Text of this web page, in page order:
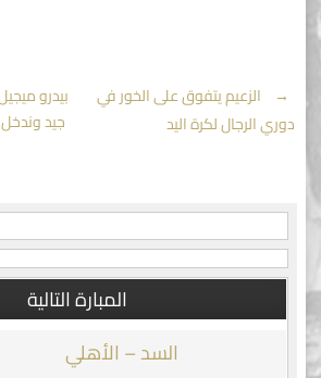
Post
←
الزعيم يتفوق على الخور في
دوري الرجال لكرة اليد
بيدرو
جيد
المبارة التالية
السد – الأهلي